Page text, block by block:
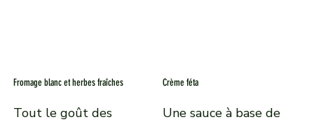
Fromage blanc et herbes fraîches
Tout le goût des
Crème féta
Une sauce à base de